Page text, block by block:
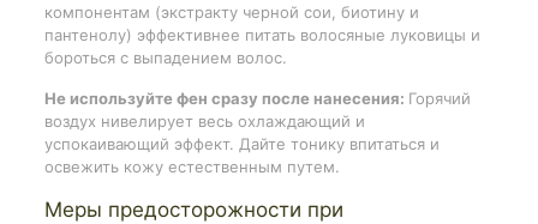
компонентам (экстракту черной сои, биотину и
пантенолу) эффективнее питать волосяные луковицы и
бороться с выпадением волос.
Не используйте фен сразу после нанесения: Горячий
воздух нивелирует весь охлаждающий и
успокаивающий эффект. Дайте тонику впитаться и
освежить кожу естественным путем.
Меры предосторожности при